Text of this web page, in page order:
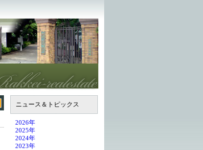
ニュース＆トピックス
2026年
2025年
2024年
2023年